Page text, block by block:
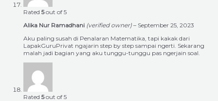
Rated 5out of 5
Alika Nur Ramadhani (verified owner) – September 25, 2023
Aku paling susah di Penalaran Matematika, tapi kakak dari
LapakGuruPrivat ngajarin step by step sampai ngerti. Sekarang
malah jadi bagian yang aku tunggu-tunggu pas ngerjain soal.
Rated 5out of 5